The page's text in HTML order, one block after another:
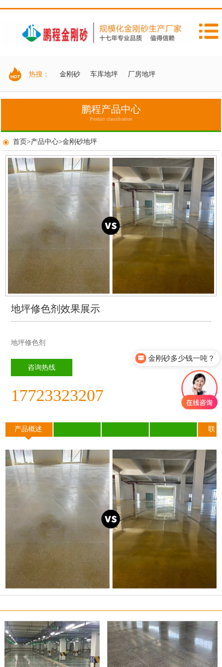
热搜： 金刚砂 车库地坪 厂房地坪
鹏程产品中心
Product classification
首页>产品中心>金刚砂地坪
地坪修色剂效果展示
地坪修色剂
咨询热线
17723323207
产品概述
联
金刚砂多少钱一吨？